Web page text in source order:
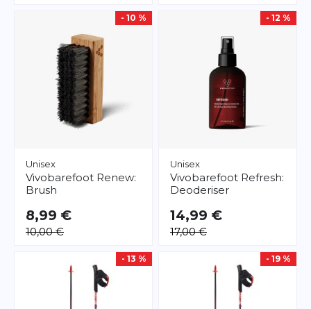
- 10 %
Unisex
Vivobarefoot Renew:
Brush
8,99 €
10,00 €
- 12 %
Unisex
Vivobarefoot Refresh:
Deoderiser
14,99 €
17,00 €
- 13 % - 19 %